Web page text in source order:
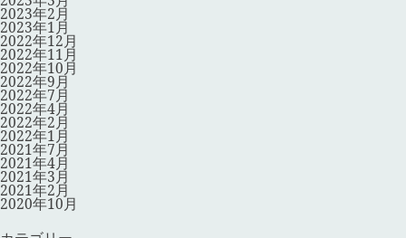
2023年2月
2023年1月
2022年12月
2022年11月
2022年10月
2022年9月
2022年7月
2022年4月
2022年2月
2022年1月
2021年7月
2021年4月
2021年3月
2021年2月
2020年10月